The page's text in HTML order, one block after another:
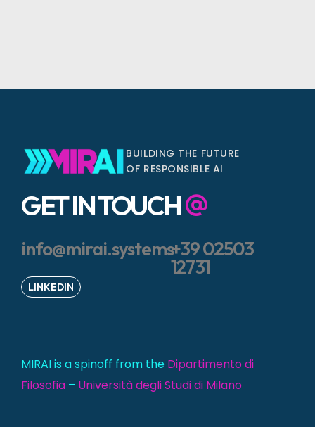
BUILDING THE FUTURE
OF RESPONSIBLE AI
GET IN TOUCH
info@mirai.systems+39 02503
12731
LINKEDIN
MIRAI is a spinoff from the Dipartimento di
Filosofia – Università degli Studi di Milano